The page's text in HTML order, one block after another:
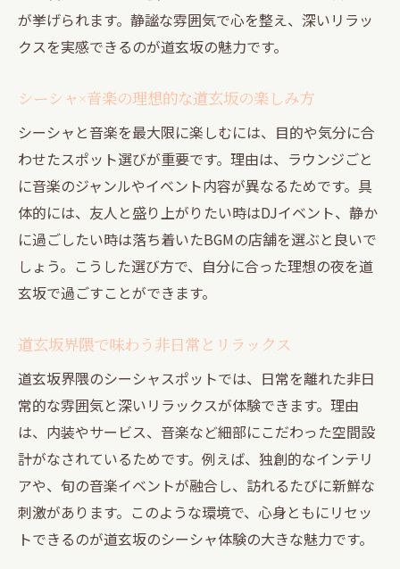
が挙げられます。静謐な雰囲気で心を整え、深いリラッ
クスを実感できるのが道玄坂の魅力です。
シーシャ×音楽の理想的な道玄坂の楽しみ方
シーシャと音楽を最大限に楽しむには、目的や気分に合
わせたスポット選びが重要です。理由は、ラウンジごと
に音楽のジャンルやイベント内容が異なるためです。具
体的には、友人と盛り上がりたい時はDJイベント、静か
に過ごしたい時は落ち着いたBGMの店舗を選ぶと良いで
しょう。こうした選び方で、自分に合った理想の夜を道
玄坂で過ごすことができます。
道玄坂界隈で味わう非日常とリラックス
道玄坂界隈のシーシャスポットでは、日常を離れた非日
常的な雰囲気と深いリラックスが体験できます。理由
は、内装やサービス、音楽など細部にこだわった空間設
計がなされているためです。例えば、独創的なインテリ
アや、旬の音楽イベントが融合し、訪れるたびに新鮮な
刺激があります。このような環境で、心身ともにリセッ
トできるのが道玄坂のシーシャ体験の大きな魅力です。